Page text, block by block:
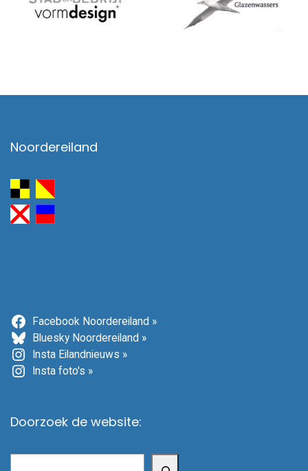
Noordereiland
Facebook Noordereiland »
Bluesky Noordereiland »
Insta Eilandnieuws »
Insta foto's »
Doorzoek de website: